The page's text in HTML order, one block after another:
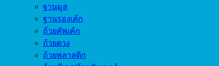
ฐานมูส
ฐานรองเค้ก
ถ้วยคัพเค้ก
ถ้วยตวง
ถ้วยพลาสติก